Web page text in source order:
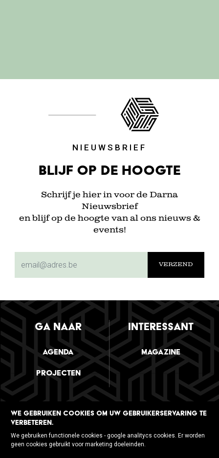
NIEUWSBRIEF
Blijf op de hoogte
Schrijf je hier in voor de Darna
Nieuwsbrief
en blijf op de hoogte van al ons nieuws &
events!
GA NAAR
Agenda
Projecten
INTERESSANT
Magazine
VOLG ONS
WE GEBRUIKEN COOKIES OM UW GEBRUIKERSERVARING TE
VERBETEREN.
We gebruiken functionele cookies - google analitycs cookies. Er worden
geen cookies gebruikt voor marketing doeleinden.